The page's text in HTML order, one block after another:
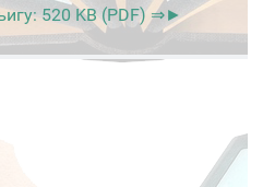
520 KB (PDF) ⇒►